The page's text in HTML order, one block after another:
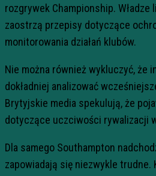
rozgrywek Championship. Władze
zaostrzą przepisy dotyczące
monitorowania działań klubów.
Nie można również wykluczyć, że
dokładniej analizować
Brytyjskie media spekulują, że
dotyczące uczciwości rywalizacji
Dla samego Southampton
zapowiadają się niezwykle trudne.